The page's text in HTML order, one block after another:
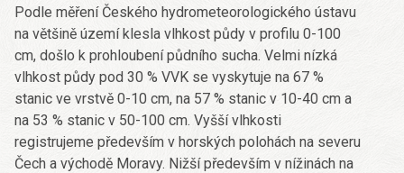
Podle měření Českého hydrometeorologického ústavu
na většině území klesla vlhkost půdy v profilu 0-100
cm, došlo k prohloubení půdního sucha. Velmi nízká
vlhkost půdy pod 30 % VVK se vyskytuje na 67 %
stanic ve vrstvě 0-10 cm, na 57 % stanic v 10-40 cm a
na 53 % stanic v 50-100 cm. Vyšší vlhkosti
registrujeme především v horských polohách na severu
Čech a východě Moravy. Nižší především v nížinách na